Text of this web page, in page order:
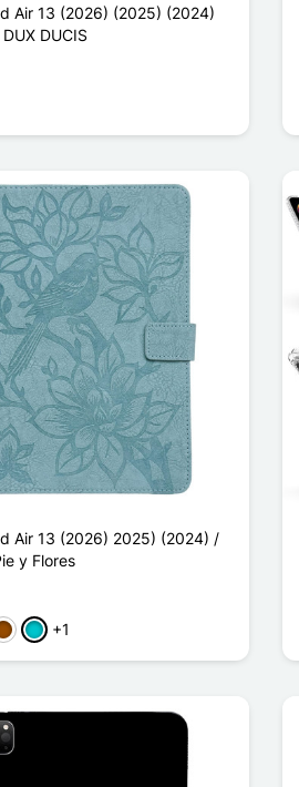
Air 13 (2026) (2025) (2024)
DUCIS
Air 13 (2026) 2025) (2024) /
y Flores
Turquesa
+1